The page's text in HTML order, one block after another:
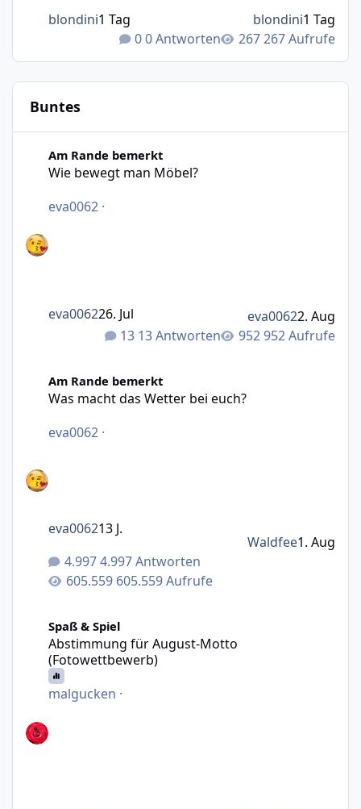
0 Antworten 267 Aufrufe
blondini1 Tag blondini1 Tag
Buntes
Am Rande bemerkt
Wie bewegt man Möbel?
eva0062 ·
13 Antworten 952 Aufrufe
eva006226. Jul eva00622. Aug
Am Rande bemerkt
Was macht das Wetter bei euch?
eva0062 ·
4.997 Antworten
605.559 Aufrufe
eva006213 J.
Waldfee1. Aug
Spaß & Spiel
Abstimmung für August-Motto
(Fotowettbewerb)
malgucken ·